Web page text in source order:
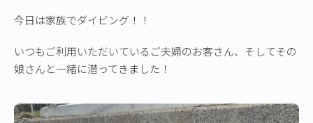
今日は家族でダイビング！！
いつもご利用いただいているご夫婦のお客さん、そしてその
娘さんと一緒に潜ってきました！